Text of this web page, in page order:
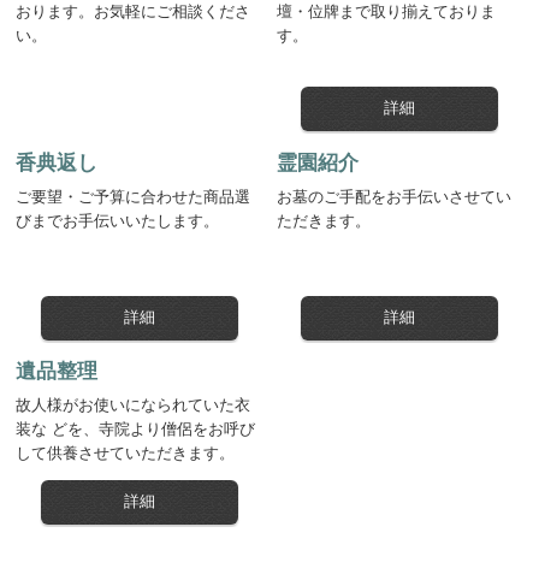
おります。お気軽にご相談くださ
い。
壇・位牌まで取り揃えておりま
す。
詳細
香典返し
ご要望・ご予算に合わせた商品選
びまでお手伝いいたします。
詳細
霊園紹介
お墓のご手配をお手伝いさせてい
ただきます。
詳細
遺品整理
故人様がお使いになられていた衣
装な どを、寺院より僧侶をお呼び
して供養させていただきます。
詳細